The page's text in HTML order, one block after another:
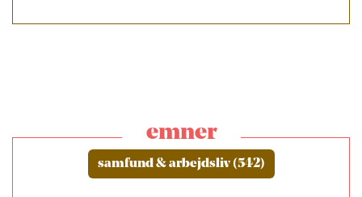
emner
samfund & arbejdsliv (542)